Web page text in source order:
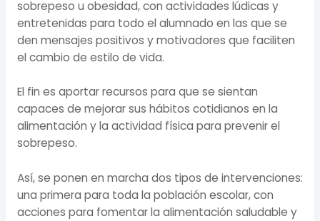
sobrepeso u obesidad, con actividades lúdicas y
entretenidas para todo el alumnado en las que se
den mensajes positivos y motivadores que faciliten
el cambio de estilo de vida.
El fin es aportar recursos para que se sientan
capaces de mejorar sus hábitos cotidianos en la
alimentación y la actividad física para prevenir el
sobrepeso.
Así, se ponen en marcha dos tipos de intervenciones:
una primera para toda la población escolar, con
acciones para fomentar la alimentación saludable y